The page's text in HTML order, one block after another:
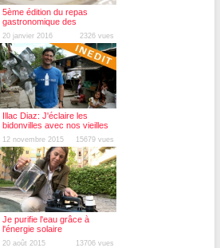
5ème édition du repas
gastronomique des
restaurants du coeur
20 janvier 2016 2326 vues
Illac Diaz: J'éclaire les
bidonvilles avec nos vieilles
bouteilles en plastique
12 novembre 2015 15679 vues
Je purifie l'eau grâce à
l'énergie solaire
20 août 2015 13706 vues